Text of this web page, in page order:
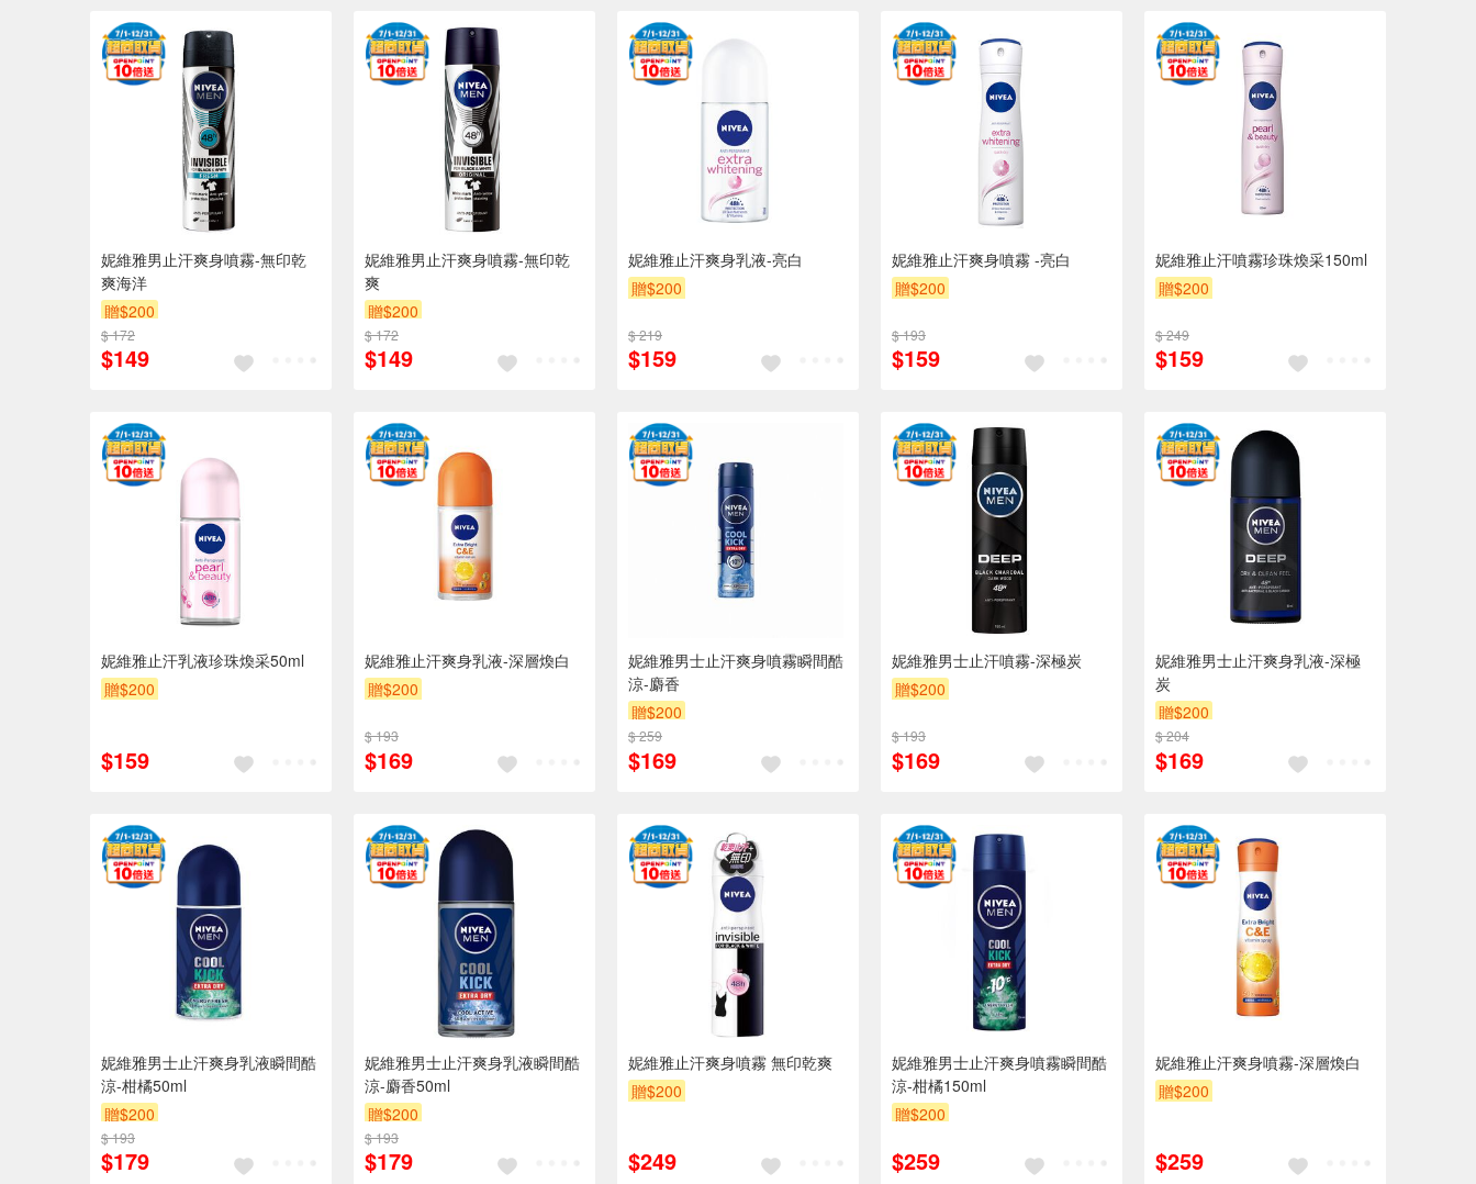
妮維雅男止汗爽身噴霧-無印乾
爽海洋
贈$200
$ 172
$149
妮維雅男止汗爽身噴霧-無印乾
爽
贈$200
$ 172
$149
妮維雅止汗爽身乳液-亮白
贈$200
$ 219
$159
妮維雅止汗爽身噴霧 -亮白
贈$200
$ 193
$159
妮維雅止汗噴霧珍珠煥采150ml
贈$200
$ 249
$159
妮維雅止汗乳液珍珠煥采50ml
贈$200
$159
妮維雅止汗爽身乳液-深層煥白
贈$200
$ 193
$169
妮維雅男士止汗爽身噴霧瞬間酷
涼-麝香
贈$200
$ 259
$169
妮維雅男士止汗噴霧-深極炭
贈$200
$ 193
$169
妮維雅男士止汗爽身乳液-深極
炭
贈$200
$ 204
$169
妮維雅男士止汗爽身乳液瞬間酷
涼-柑橘50ml
贈$200
$ 193
$179
妮維雅男士止汗爽身乳液瞬間酷
涼-麝香50ml
贈$200
$ 193
$179
妮維雅止汗爽身噴霧 無印乾爽
贈$200
$249
妮維雅男士止汗爽身噴霧瞬間酷
涼-柑橘150ml
贈$200
$259
妮維雅止汗爽身噴霧-深層煥白
贈$200
$259